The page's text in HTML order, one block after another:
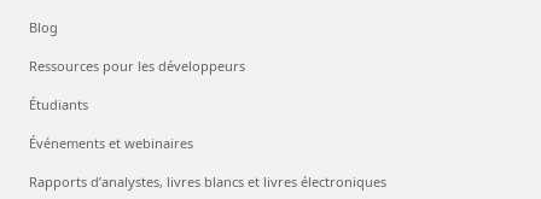
Blog
Ressources pour les développeurs
Étudiants
Événements et webinaires
Rapports d’analystes, livres blancs et livres électroniques